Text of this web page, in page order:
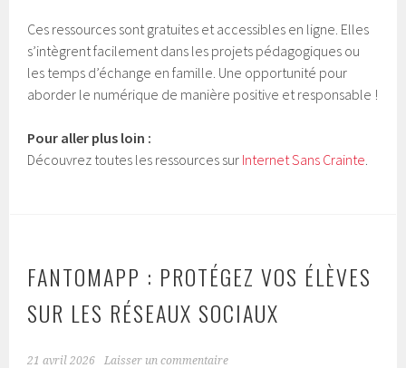
Ces ressources sont gratuites et accessibles en ligne. Elles
s’intègrent facilement dans les projets pédagogiques ou
les temps d’échange en famille. Une opportunité pour
aborder le numérique de manière positive et responsable !
Pour aller plus loin :
Découvrez toutes les ressources sur Internet Sans Crainte
FANTOMAPP : PROTÉGEZ VOS ÉLÈVES
SUR LES RÉSEAUX SOCIAUX
21 avril 2026 Laisser un commentaire